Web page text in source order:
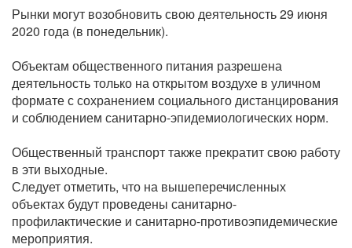
Рынки могут возобновить свою деятельность 29 июня
2020 года (в понедельник).
Объектам общественного питания разрешена
деятельность только на открытом воздухе в уличном
формате с сохранением социального дистанцирования
и соблюдением санитарно-эпидемиологических норм.
Общественный транспорт также прекратит свою работу
в эти выходные.
Следует отметить, что на вышеперечисленных
объектах будут проведены санитарно-
профилактические и санитарно-противоэпидемические
мероприятия.